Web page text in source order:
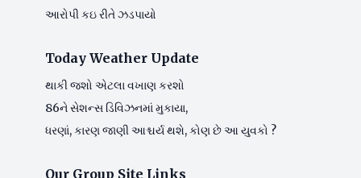
આરોપી કઇ રીતે ઝડપાયો
Today Weather Update
થાકી જશો એટલા વખાણ કરશો
86ને સેશન્સ ડિવિઝનમાં મુકાયા,
ધરણાં, કારણ જાણી આશ્ચર્ય થશે, કોણ છે આ યુવકો ?
Our Group Site Links